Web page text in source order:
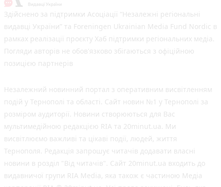
Здійснено за підтримки Асоціації “Незалежні регіональні
видавці України” та Foreningen Ukrainian Media Fund Nordic в
рамках реалізації проєкту Хаб підтримки регіональних медіа.
Погляди авторів не обов'язково збігаються з офіційною
позицією партнерів
Незалежний новинний портал з оперативним висвітленням
подій у Тернополі та області. Сайт новин №1 у Тернополі за
розміром аудиторії. Новини створюються для Вас
мультимедійною редакцією RIA та 20minut.ua. Ми
висвітлюємо важливі та цікаві події, людей, життя
Тернополя. Редакція запрошує читачів додавати власні
новини в розділ "Від читачів". Сайт 20minut.ua входить до
видавничої групи RIA Media, яка також є частиною Медіа